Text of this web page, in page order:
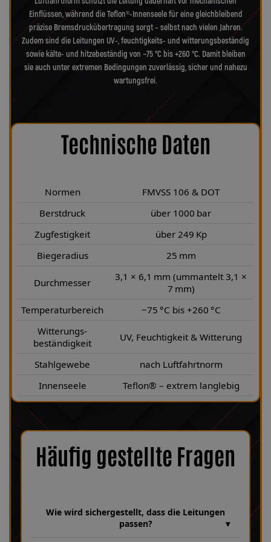
Einflüssen, während die Teflon®-Innenseele für eine gleichbleibend
präzise Bremsdruckübertragung sorgt – selbst nach vielen Jahren.
Zudem sind die Leitungen UV-, feuchtigkeits- und witterungsbeständig
sowie kälte- und hitzebeständig von −75 °C bis +260 °C. Damit bleiben
sie auch unter extremen Bedingungen zuverlässig, sicher und nahezu
wartungsfrei.
Technische Daten
Normen
FMVSS 106 & DOT
Berstdruck
über 1000 bar
Zugfestigkeit
über 249 Kp
Biegeradius
25 mm
Durchmesser
3,1 × 6,1 mm (ummantelt 3,1 ×
7 mm)
Temperaturbereich
−75 °C bis +260 °C
Witterungs-
beständigkeit
UV, Feuchtigkeit & Witterung
Stahlgewebe
nach Luftfahrtnorm
Innenseele
Teflon® – extrem langlebig
Häufig gestellte Fragen
Wie wird sichergestellt, dass die Leitungen
passen?